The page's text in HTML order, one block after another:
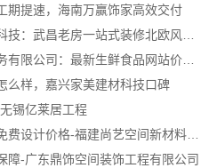
期提速，海南万赢饰家高效交付
湖北省惠物电子商务有限公司：最新生鲜食品网站价格更新
么样，嘉兴家美建材科技口碑
锡亿莱居工程
现代简约室内家装免费设计价格-福建尚艺空间新材料科技有限公司
障-广东鼎饰空间装饰工程有限公司